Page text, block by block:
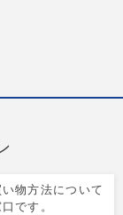
物方法について
です。